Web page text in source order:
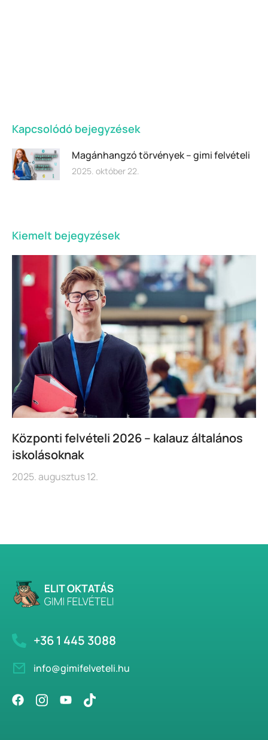
Kapcsolódó bejegyzések
Magánhangzó törvények – gimi felvételi
2025. október 22.
Kiemelt bejegyzések
Központi felvételi 2026 – kalauz általános
iskolásoknak
2025. augusztus 12.
+36 1 445 3088
info@gimifelveteli.hu